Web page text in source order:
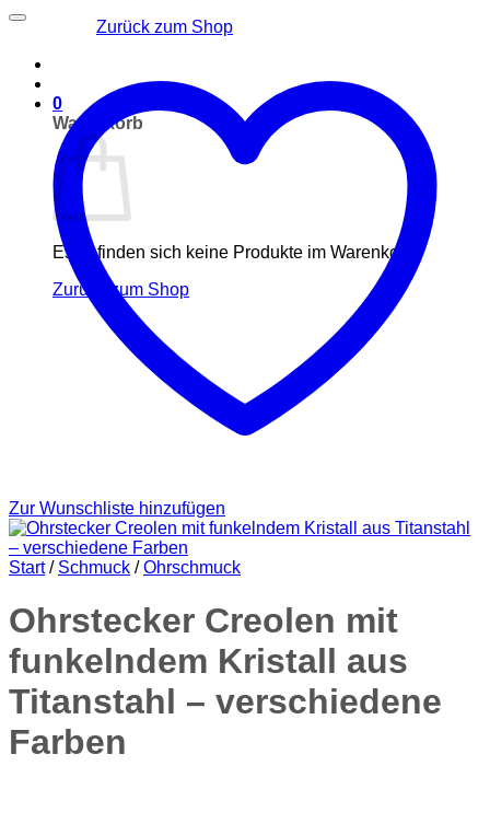
Zurück zum Shop
0
Warenkorb
Es befinden sich keine Produkte im Warenkorb.
Zurück zum Shop
Zur Wunschliste hinzufügen
Start / Schmuck / Ohrschmuck
Ohrstecker Creolen mit
funkelndem Kristall aus
Titanstahl – verschiedene
Farben